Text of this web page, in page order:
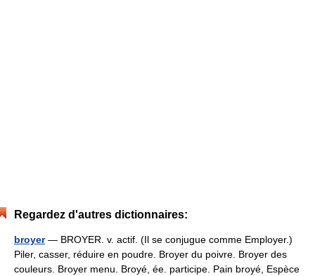
Regardez d'autres dictionnaires:
broyer— BROYER. v. actif. (Il se conjugue comme Employer.)
Piler, casser, réduire en poudre. Broyer du poivre. Broyer des
couleurs. Broyer menu. Broyé, ée. participe. Pain broyé, Espèce